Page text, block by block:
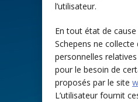
l’utilisateur.
En tout état de cause
Schepens ne
personnelles
pour le besoin de
proposés par le site
L’utilisateur fournit